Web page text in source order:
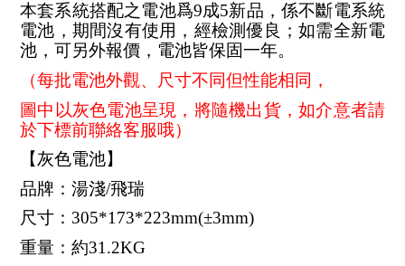
本套系統搭配之電池爲9成5新品，係不斷電系統
電池，期間沒有使用，經檢測優良；如需全新電
池，可另外報價，電池皆保固一年。
（每批電池外觀、尺寸不同但性能相同，
圖中以灰色電池呈現，將隨機出貨，如介意者請
於下標前聯絡客服哦）
【灰色電池】
品牌：湯淺/飛瑞
尺寸：305*173*223mm(±3mm)
重量：約31.2KG